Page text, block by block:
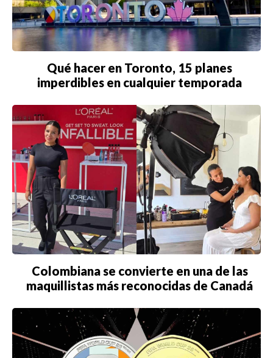
Qué hacer en Toronto, 15 planes
imperdibles en cualquier temporada
Colombiana se convierte en una de las
maquillistas más reconocidas de Canadá